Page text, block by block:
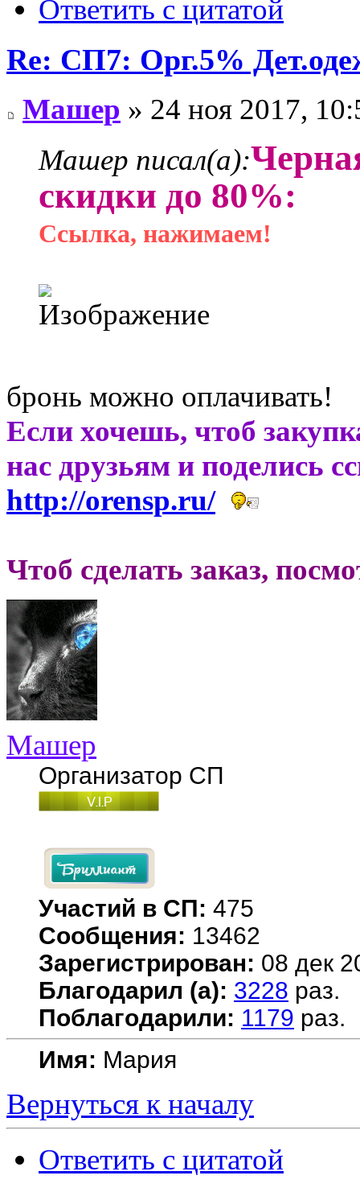
Ответить с цитатой
Re: СП7: Орг.5%
Машер » 24 ноя 2017,
Машер писал(а):
скидки до 80%:
Ссылка, нажимаем!
бронь можно оплачивать!
Если хочешь, чтоб
нас друзьям и поделись
http://orensp.ru/
Чтоб сделать заказ,
Машер
Организатор СП
Участий в СП: 475
Сообщения: 13462
Зарегистрирован: 08 дек
Благодарил (а): 3228 раз.
Поблагодарили: 1179 раз.
Имя: Мария
Вернуться к началу
Ответить с цитатой